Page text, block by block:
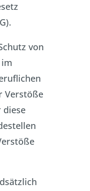
von
Verstöße
diese